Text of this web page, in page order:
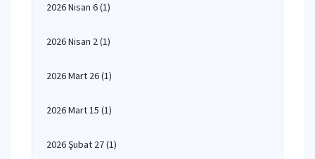
2026 Nisan 6(1)
2026 Nisan 2(1)
2026 Mart 26(1)
2026 Mart 15 (1)
2026 Şubat 27(1)